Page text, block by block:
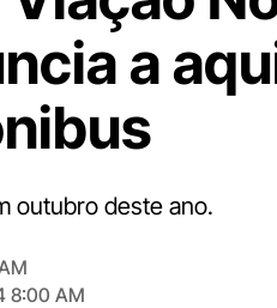
a
outubro deste ano.
8:00 AM